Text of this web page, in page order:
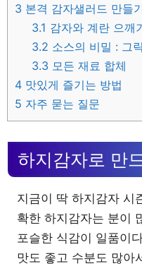
3 본격 감자샐러드 만들
3.1 감자와 계란 으깨
3.2 소스의 비밀 : 그
3.3 모든 재료 합체
4 맛있게 즐기는 방법
5 자주 묻는 질문
하지감자로 만
지금이 딱 하지감자 시
확한 하지감자는 분이
포슬한 식감이 일품이
맛도 좋고 수분도 많아